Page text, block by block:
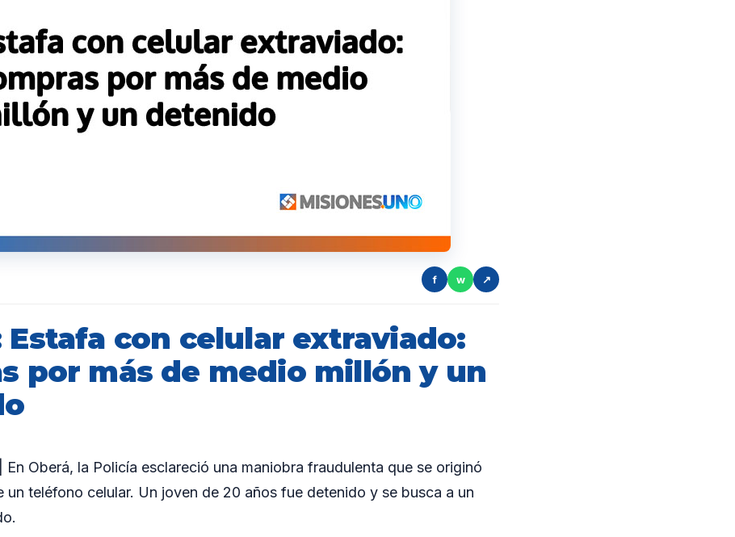
f w ↗
Estafa con celular extraviado:
por más de medio millón y un
En Oberá, la Policía esclareció una maniobra fraudulenta que se originó
un teléfono celular. Un joven de 20 años fue detenido y se busca a un